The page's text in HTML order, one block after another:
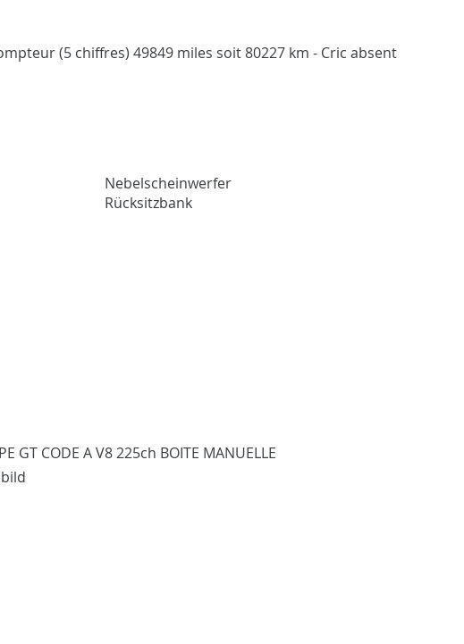
(5 chiffres) 49849 miles soit 80227 km - Cric absent
Nebelscheinwerfer
Rücksitzbank